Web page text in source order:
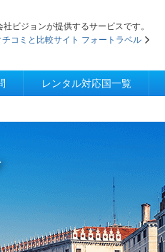
ビジョンが提供するサービスです。
コミと比較サイト フォートラベル
レンタル対応国一覧